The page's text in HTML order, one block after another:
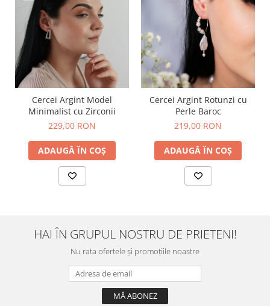
Cercei Argint Model
Minimalist cu Zirconii
229,00 RON
ADAUGĂ ÎN COȘ
Cercei Argint Rotunzi cu
Perle Baroc
219,00 RON
ADAUGĂ ÎN COȘ
HAI ÎN GRUPUL NOSTRU DE PRIETENI!
Nu rata ofertele și promoțiile noastre